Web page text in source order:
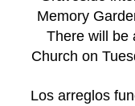
Memory
There will be
Church on
Los arreglos